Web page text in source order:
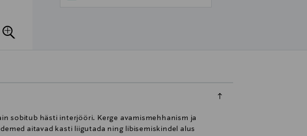
sobitub hästi interjööri. Kerge avamismehhanism ja
aitavad kasti liigutada ning libisemiskindel alus